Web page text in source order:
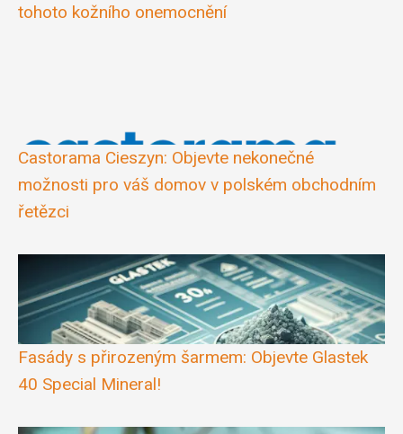
tohoto kožního onemocnění
Castorama Cieszyn: Objevte nekonečné
možnosti pro váš domov v polském obchodním
řetězci
Fasády s přirozeným šarmem: Objevte Glastek
40 Special Mineral!